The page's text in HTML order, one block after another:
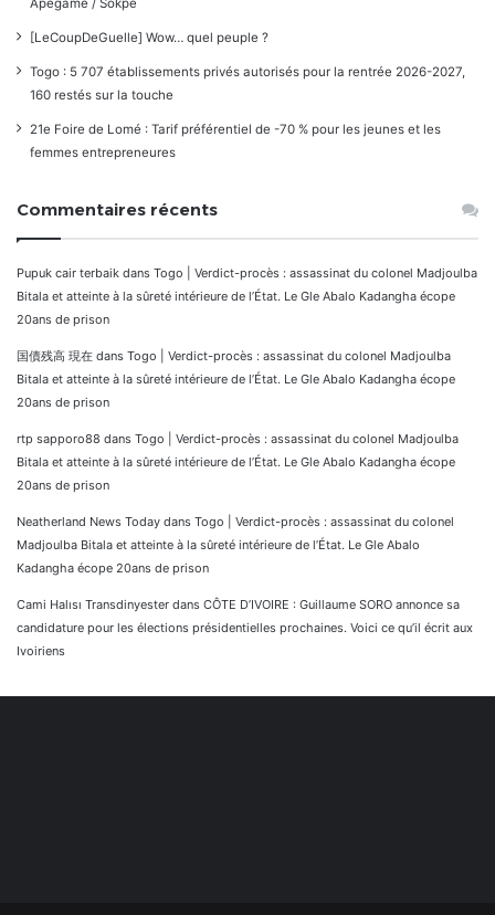
Apégamé / Sokpé
[LeCoupDeGuelle] Wow… quel peuple ?
Togo : 5 707 établissements privés autorisés pour la rentrée 2026-2027,
160 restés sur la touche
21e Foire de Lomé : Tarif préférentiel de -70 % pour les jeunes et les
femmes entrepreneures
Commentaires récents
Pupuk cair terbaik dans Togo | Verdict-procès : assassinat du colonel Madjoulba
Bitala et atteinte à la sûreté intérieure de l’État. Le Gle Abalo Kadangha écope
20ans de prison
国債残高 現在 dans Togo | Verdict-procès : assassinat du colonel Madjoulba
Bitala et atteinte à la sûreté intérieure de l’État. Le Gle Abalo Kadangha écope
20ans de prison
rtp sapporo88 dans Togo | Verdict-procès : assassinat du colonel Madjoulba
Bitala et atteinte à la sûreté intérieure de l’État. Le Gle Abalo Kadangha écope
20ans de prison
Neatherland News Today dans Togo | Verdict-procès : assassinat du colonel
Madjoulba Bitala et atteinte à la sûreté intérieure de l’État. Le Gle Abalo
Kadangha écope 20ans de prison
Cami Halısı Transdinyester dans CÔTE D’IVOIRE : Guillaume SORO annonce sa
candidature pour les élections présidentielles prochaines. Voici ce qu’il écrit aux
Ivoiriens